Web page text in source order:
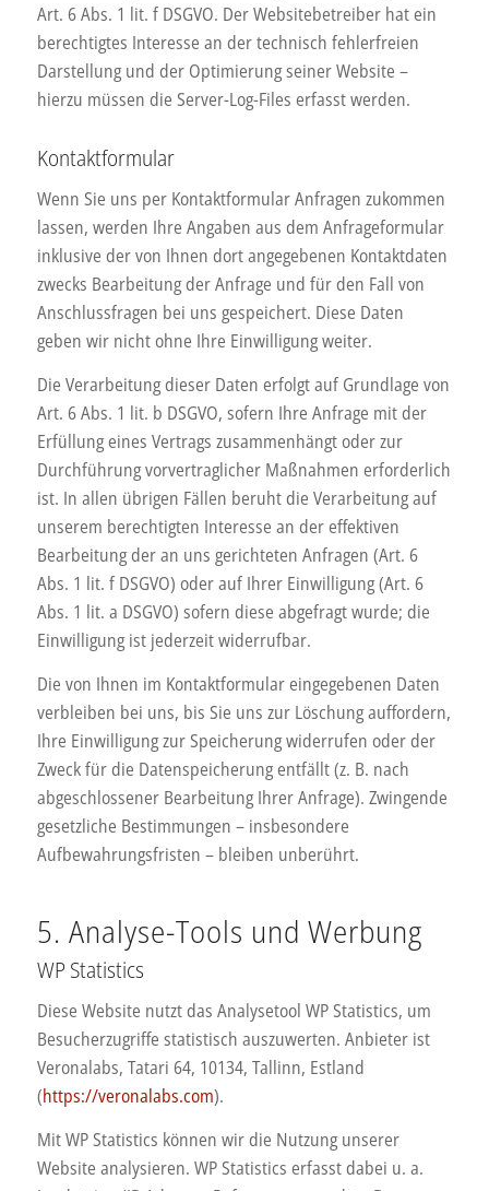
Art. 6 Abs. 1 lit. f DSGVO. Der Websitebetreiber hat ein
berechtigtes Interesse an der technisch fehlerfreien
Darstellung und der Optimierung seiner Website –
hierzu müssen die Server-Log-Files erfasst werden.
Kontaktformular
Wenn Sie uns per Kontaktformular Anfragen zukommen
lassen, werden Ihre Angaben aus dem Anfrageformular
inklusive der von Ihnen dort angegebenen Kontaktdaten
zwecks Bearbeitung der Anfrage und für den Fall von
Anschlussfragen bei uns gespeichert. Diese Daten
geben wir nicht ohne Ihre Einwilligung weiter.
Die Verarbeitung dieser Daten erfolgt auf Grundlage von
Art. 6 Abs. 1 lit. b DSGVO, sofern Ihre Anfrage mit der
Erfüllung eines Vertrags zusammenhängt oder zur
Durchführung vorvertraglicher Maßnahmen erforderlich
ist. In allen übrigen Fällen beruht die Verarbeitung auf
unserem berechtigten Interesse an der effektiven
Bearbeitung der an uns gerichteten Anfragen (Art. 6
Abs. 1 lit. f DSGVO) oder auf Ihrer Einwilligung (Art. 6
Abs. 1 lit. a DSGVO) sofern diese abgefragt wurde; die
Einwilligung ist jederzeit widerrufbar.
Die von Ihnen im Kontaktformular eingegebenen Daten
verbleiben bei uns, bis Sie uns zur Löschung auffordern,
Ihre Einwilligung zur Speicherung widerrufen oder der
Zweck für die Datenspeicherung entfällt (z. B. nach
abgeschlossener Bearbeitung Ihrer Anfrage). Zwingende
gesetzliche Bestimmungen – insbesondere
Aufbewahrungsfristen – bleiben unberührt.
5. Analyse-Tools und Werbung
WP Statistics
Diese Website nutzt das Analysetool WP Statistics, um
Besucherzugriffe statistisch auszuwerten. Anbieter ist
Veronalabs, Tatari 64, 10134, Tallinn, Estland
(https://veronalabs.com).
Mit WP Statistics können wir die Nutzung unserer
Website analysieren. WP Statistics erfasst dabei u. a.